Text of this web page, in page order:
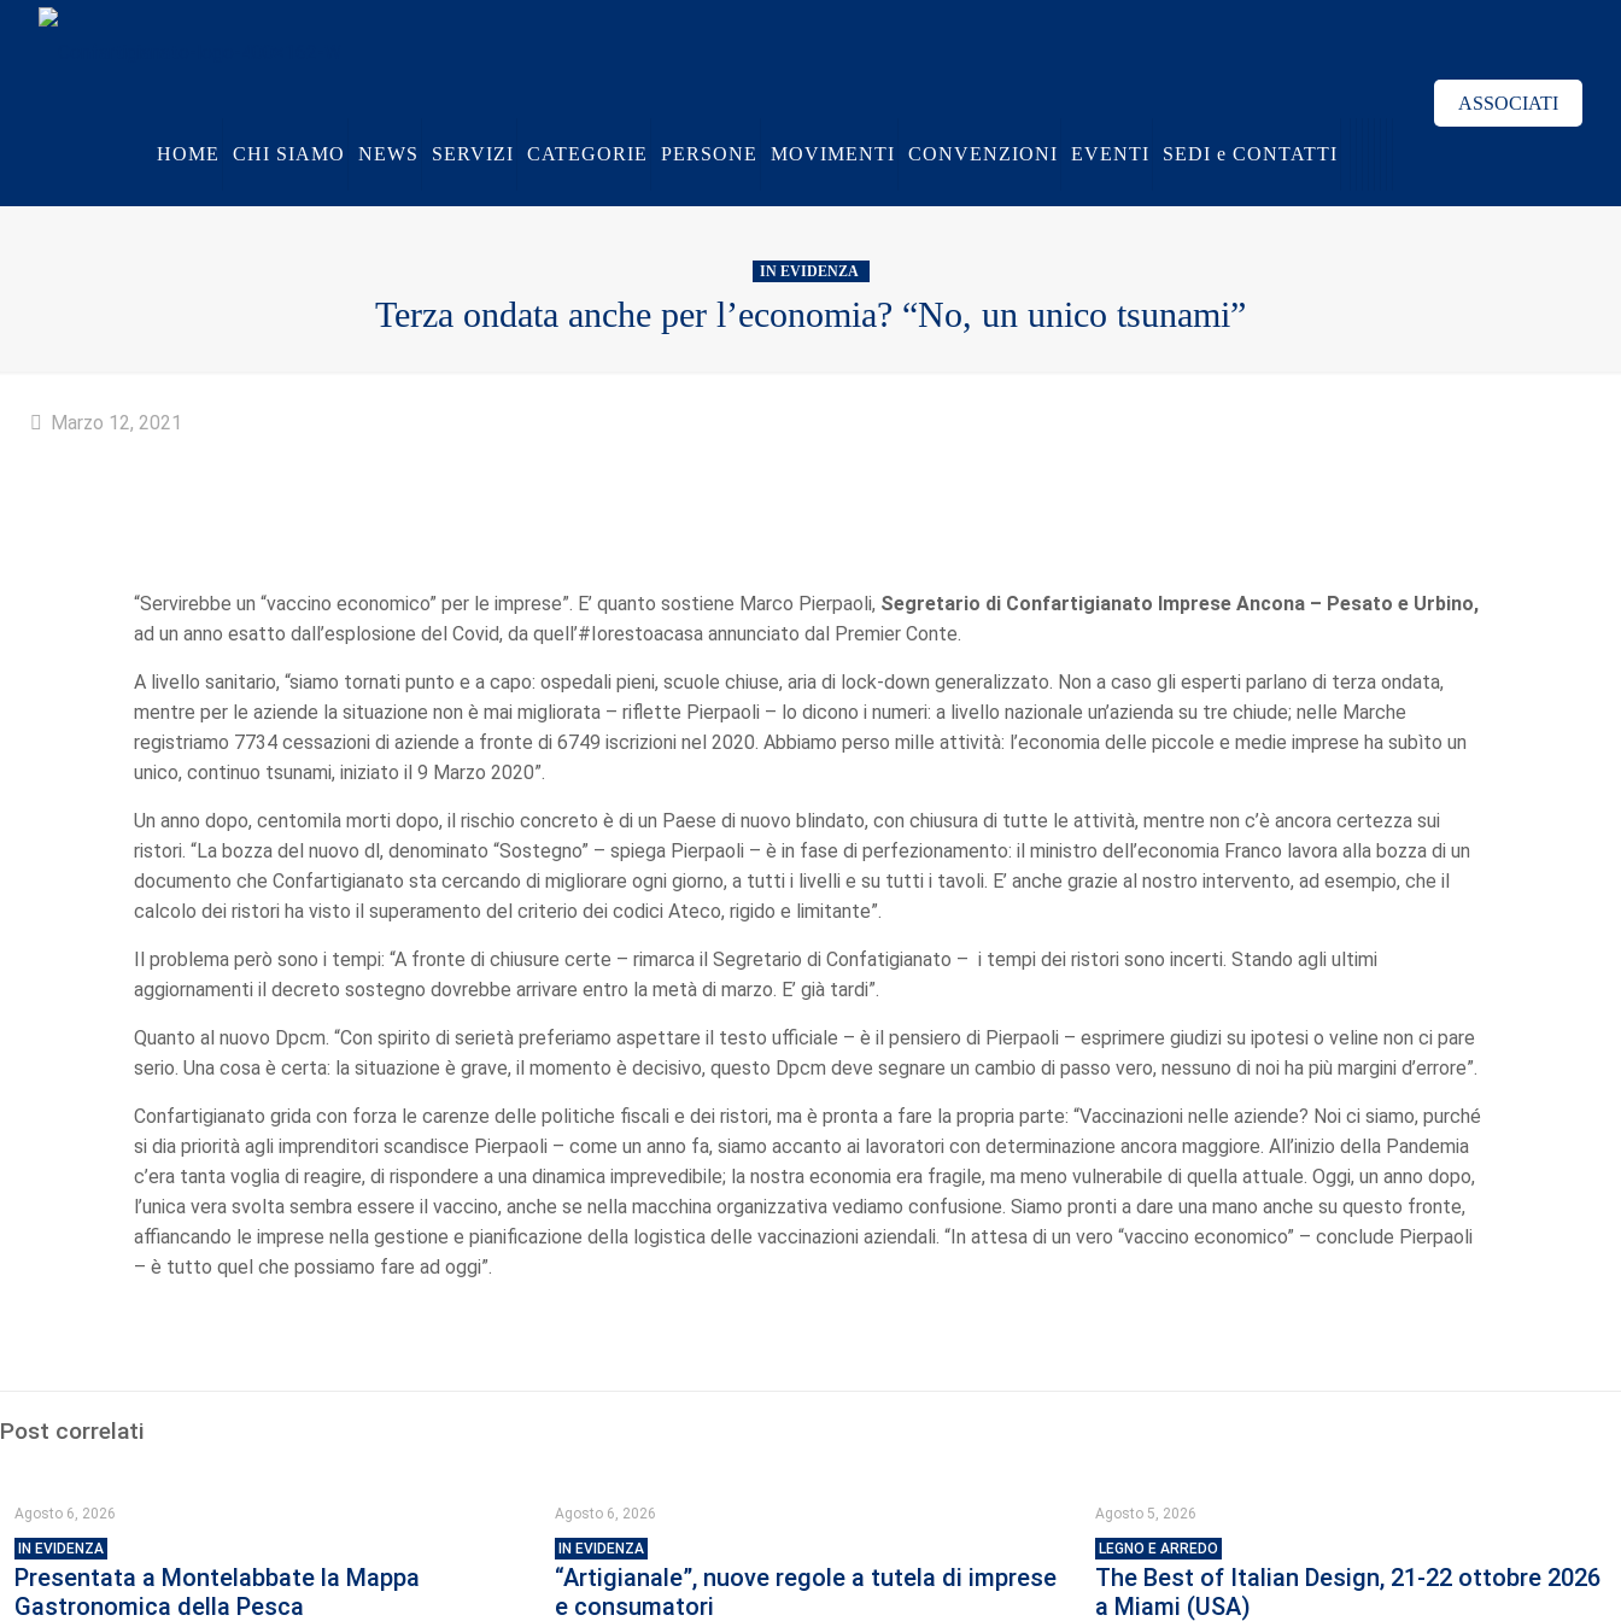
HOME CHI SIAMO NEWS SERVIZI CATEGORIE PERSONE MOVIMENTI CONVENZIONI EVENTI SEDI e CONTATTI
ASSOCIATI
IN EVIDENZA
Terza ondata anche per l’economia? “No, un unico tsunami”
Marzo 12, 2021
“Servirebbe un “vaccino economico” per le imprese”. E’ quanto sostiene Marco Pierpaoli, Segretario di Confartigianato Imprese Ancona – Pesato e Urbino,
ad un anno esatto dall’esplosione del Covid, da quell’#Iorestoacasa annunciato dal Premier Conte.
A livello sanitario, “siamo tornati punto e a capo: ospedali pieni, scuole chiuse, aria di lock-down generalizzato. Non a caso gli esperti parlano di terza ondata,
mentre per le aziende la situazione non è mai migliorata – riflette Pierpaoli – lo dicono i numeri: a livello nazionale un’azienda su tre chiude; nelle Marche
registriamo 7734 cessazioni di aziende a fronte di 6749 iscrizioni nel 2020. Abbiamo perso mille attività: l’economia delle piccole e medie imprese ha subìto un
unico, continuo tsunami, iniziato il 9 Marzo 2020”.
Un anno dopo, centomila morti dopo, il rischio concreto è di un Paese di nuovo blindato, con chiusura di tutte le attività, mentre non c’è ancora certezza sui
ristori. “La bozza del nuovo dl, denominato “Sostegno” – spiega Pierpaoli – è in fase di perfezionamento: il ministro dell’economia Franco lavora alla bozza di un
documento che Confartigianato sta cercando di migliorare ogni giorno, a tutti i livelli e su tutti i tavoli. E’ anche grazie al nostro intervento, ad esempio, che il
calcolo dei ristori ha visto il superamento del criterio dei codici Ateco, rigido e limitante”.
Il problema però sono i tempi: “A fronte di chiusure certe – rimarca il Segretario di Confatigianato – i tempi dei ristori sono incerti. Stando agli ultimi
aggiornamenti il decreto sostegno dovrebbe arrivare entro la metà di marzo. E’ già tardi”.
Quanto al nuovo Dpcm. “Con spirito di serietà preferiamo aspettare il testo ufficiale – è il pensiero di Pierpaoli – esprimere giudizi su ipotesi o veline non ci pare
serio. Una cosa è certa: la situazione è grave, il momento è decisivo, questo Dpcm deve segnare un cambio di passo vero, nessuno di noi ha più margini d’errore”.
Confartigianato grida con forza le carenze delle politiche fiscali e dei ristori, ma è pronta a fare la propria parte: “Vaccinazioni nelle aziende? Noi ci siamo, purché
si dia priorità agli imprenditori scandisce Pierpaoli – come un anno fa, siamo accanto ai lavoratori con determinazione ancora maggiore. All’inizio della Pandemia
c’era tanta voglia di reagire, di rispondere a una dinamica imprevedibile; la nostra economia era fragile, ma meno vulnerabile di quella attuale. Oggi, un anno dopo,
l’unica vera svolta sembra essere il vaccino, anche se nella macchina organizzativa vediamo confusione. Siamo pronti a dare una mano anche su questo fronte,
affiancando le imprese nella gestione e pianificazione della logistica delle vaccinazioni aziendali. “In attesa di un vero “vaccino economico” – conclude Pierpaoli
– è tutto quel che possiamo fare ad oggi”.
Post correlati
Agosto 6, 2026
IN EVIDENZA
Presentata a Montelabbate la Mappa
Gastronomica della Pesca
Agosto 6, 2026
IN EVIDENZA
“Artigianale”, nuove regole a tutela di imprese
e consumatori
Agosto 5, 2026
LEGNO E ARREDO
The Best of Italian Design, 21-22 ottobre 2026
a Miami (USA)